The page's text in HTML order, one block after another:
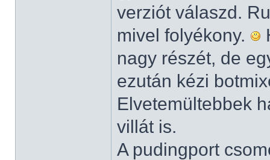
verziót válaszd.
mivel folyékony.
nagy részét, de
ezután kézi
Elvetemültebbek
villát is.
A pudingport